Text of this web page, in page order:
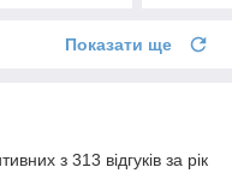
Показати ще
з 313 відгуків за рік